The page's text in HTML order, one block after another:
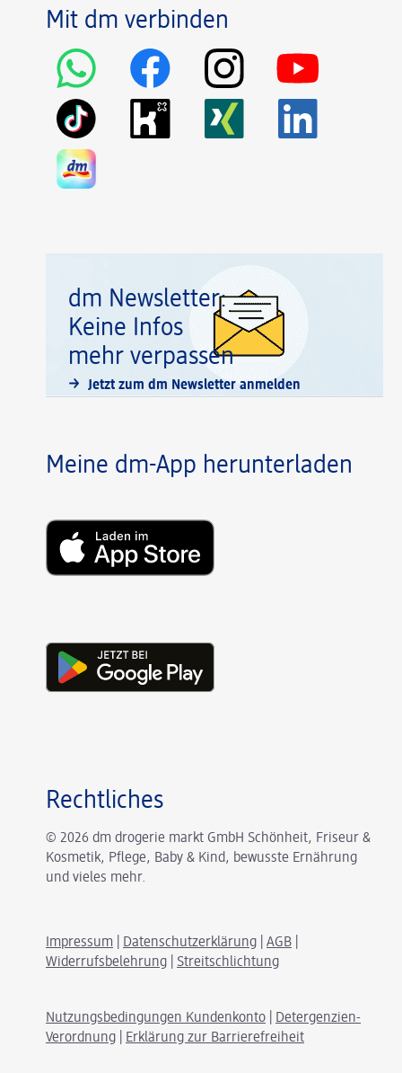
Mit dm verbinden
dm Newsletter:
Keine Infos
mehr verpassen
Jetzt zum dm Newsletter anmelden
Meine dm-App herunterladen
Rechtliches
© 2026 dm drogerie markt GmbH Schönheit, Friseur &
Kosmetik, Pflege, Baby & Kind, bewusste Ernährung
und vieles mehr.
Impressum Datenschutzerklärung AGB
Widerrufsbelehrung
Streitschlichtung
Nutzungsbedingungen Kundenkonto
Detergenzien-
Verordnung
Erklärung zur Barrierefreiheit